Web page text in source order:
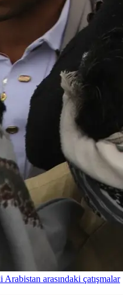
arasındaki çatışmalar